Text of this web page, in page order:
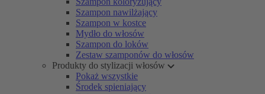
Szampon nawilżający
Szampon w kostce
Mydło do włosów
Szampon do loków
Zestaw szamponów do włosów
Produkty do stylizacji włosów
Pokaż wszystkie
Środek spieniający